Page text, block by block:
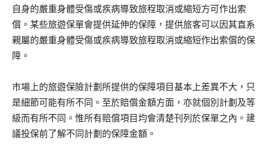
自身的嚴重身體受傷或疾病導致旅程取消或縮短方可作出索
償。某些旅遊保單會提供延伸的保障，提供旅客可以因其直系
親屬的嚴重身體受傷或疾病導致旅程取消或縮短作出索償的保
障。
巿場上的旅遊保險計劃所提供的保障項目基本上差異不大，只
是細節可能有所不同。至於賠償金額方面，亦就個別計劃及等
級而有所不同。惟所有賠償項目均會清楚刊列於保單之內。建
議投保前了解不同計劃的保障金額。